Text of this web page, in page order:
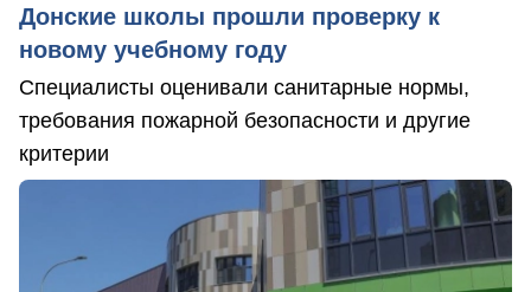
Донские школы прошли проверку к
новому учебному году
Специалисты оценивали санитарные нормы,
требования пожарной безопасности и другие
критерии